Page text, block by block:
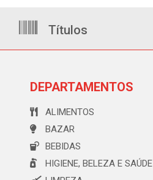
Títulos
DEPARTAMENTOS
ALIMENTOS
BAZAR
BEBIDAS
HIGIENE, BELEZA E SAÚDE